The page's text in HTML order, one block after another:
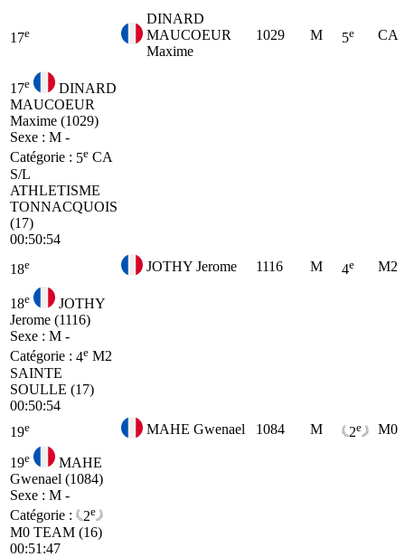
17e
DINARD
MAUCOEUR
Maxime
1029 M 5e CA
17e
DINARD
MAUCOEUR
Maxime (1029)
Sexe : M -
Catégorie : 5e CA
S/L
ATHLETISME
TONNACQUOIS
(17)
00:50:54
18e JOTHY Jerome 1116 M 4e M2
18e
JOTHY
Jerome (1116)
Sexe : M -
Catégorie : 4e M2
SAINTE
SOULLE (17)
00:50:54
19e MAHE Gwenael 1084 M 2e M0
19e
MAHE
Gwenael (1084)
Sexe : M -
Catégorie :
2e
M0 TEAM (16)
00:51:47